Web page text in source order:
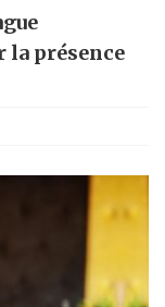
la présence